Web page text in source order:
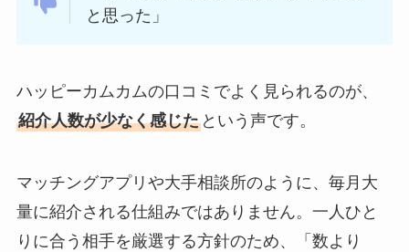
と思った」
ハッピーカムカムの口コミでよく見られるのが、
紹介人数が少なく感じたという声です。
マッチングアプリや大手相談所のように、毎月大
量に紹介される仕組みではありません。一人ひと
りに合う相手を厳選する方針のため、「数より